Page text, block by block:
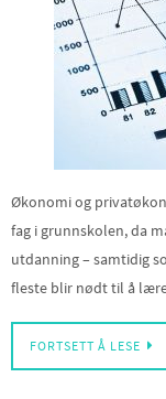
Økonomi og
fag i grunnskolen, da
utdanning – samtidig
fleste blir nødt til å
FORTSETT Å LESE